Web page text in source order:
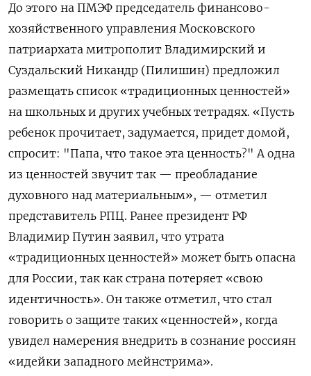
До этого на ПМЭФ председатель финансово-
хозяйственного управления Московского
патриархата митрополит Владимирский и
Суздальский Никандр (Пилишин) предложил
размещать список «традиционных ценностей»
на школьных и других учебных тетрадях. «Пусть
ребенок прочитает, задумается, придет домой,
спросит: "Папа, что такое эта ценность?" А одна
из ценностей звучит так — преобладание
духовного над материальным», — отметил
представитель РПЦ. Ранее президент РФ
Владимир Путин заявил, что утрата
«традиционных ценностей» может быть опасна
для России, так как страна потеряет «свою
идентичность». Он также отметил, что стал
говорить о защите таких «ценностей», когда
увидел намерения внедрить в сознание россиян
«идейки западного мейнстрима».